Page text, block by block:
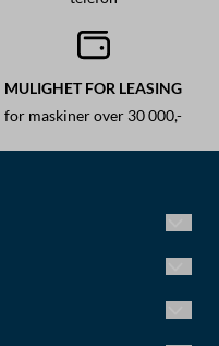
MULIGHET FOR LEASING
for maskiner over 30 000,-
til store